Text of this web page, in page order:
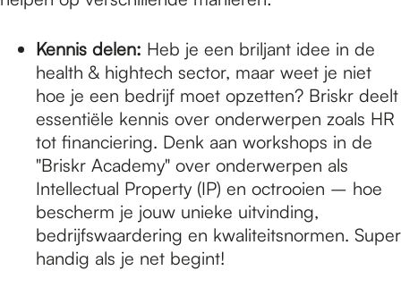
Kennis delen: Heb je een briljant idee in de
health & hightech sector, maar weet je niet
hoe je een bedrijf moet opzetten? Briskr deelt
essentiële kennis over onderwerpen zoals HR
tot financiering. Denk aan workshops in de
"Briskr Academy" over onderwerpen als
Intellectual Property (IP) en octrooien – hoe
bescherm je jouw unieke uitvinding,
bedrijfswaardering en kwaliteitsnormen. Super
handig als je net begint!